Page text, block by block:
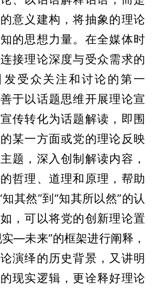
意义建构，将抽象的理论
的思想力量。在全媒体时
接理论深度与受众需求的
受众关注和讨论的第一
于以话题思维开展理论宣
传转化为话题解读，即围
某一方面或党的理论反映
题，深入创制解读内容，
哲理、道理和原理，帮助
其然”到“知其所以然”的认
，可以将党的创新理论置
—未来”的框架进行阐释，
演绎的历史背景，又讲明
现实逻辑，更诠释好理论